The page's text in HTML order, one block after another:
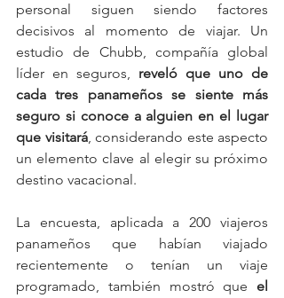
personal siguen siendo factores
decisivos al momento de viajar. Un
estudio de Chubb, compañía global
líder en seguros, reveló que uno de
cada tres panameños se siente más
seguro si conoce a alguien en el lugar
que visitará, considerando este aspecto
un elemento clave al elegir su próximo
destino vacacional.
La encuesta, aplicada a 200 viajeros
panameños que habían viajado
recientemente o tenían un viaje
programado, también mostró que el